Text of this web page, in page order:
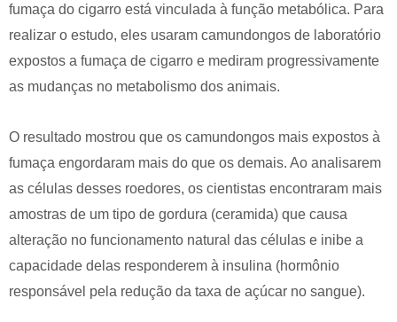
fumaça do cigarro está vinculada à função metabólica. Para
realizar o estudo, eles usaram camundongos de laboratório
expostos a fumaça de cigarro e mediram progressivamente
as mudanças no metabolismo dos animais.
O resultado mostrou que os camundongos mais expostos à
fumaça engordaram mais do que os demais. Ao analisarem
as células desses roedores, os cientistas encontraram mais
amostras de um tipo de gordura (ceramida) que causa
alteração no funcionamento natural das células e inibe a
capacidade delas responderem à insulina (hormônio
responsável pela redução da taxa de açúcar no sangue).